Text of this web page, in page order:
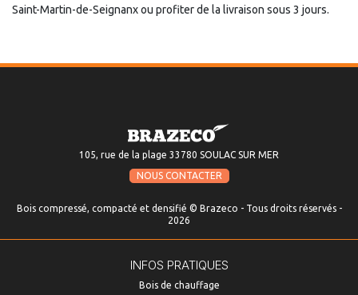
Saint-Martin-de-Seignanx ou profiter de la livraison sous 3 jours.
105, rue de la plage 33780 SOULAC SUR MER
NOUS CONTACTER
Bois compressé, compacté et densifié © Brazeco - Tous droits réservés -
2026
INFOS PRATIQUES
Bois de chauffage